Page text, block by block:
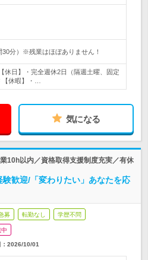
30分）※残業はほぼありません！
休日】・完全週休2日（隔週土曜、固定
休暇】・…
気になる
10h以内／資格取得支援制度充実／有休
験歓迎/「変わりたい」あなたを応
募 転勤なし 学歴不問
2026/10/01